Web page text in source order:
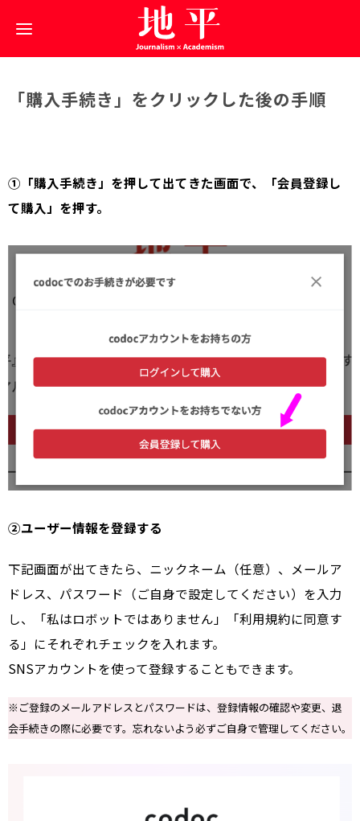
「購入手続き」をクリックした後の手順
①「購入手続き」を押して出てきた画面で、「会員登録し
て購入」を押す。
②ユーザー情報を登録する
下記画面が出てきたら、ニックネーム（任意）、メールア
ドレス、パスワード（ご自身で設定してください）を入力
し、「私はロボットではありません」「利用規約に同意す
る」にそれぞれチェックを入れます。
SNSアカウントを使って登録することもできます。
※ご登録のメールアドレスとパスワードは、登録情報の確認や変更、退
会手続きの際に必要です。忘れないよう必ずご自身で管理してください。